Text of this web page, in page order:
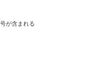
が含まれる